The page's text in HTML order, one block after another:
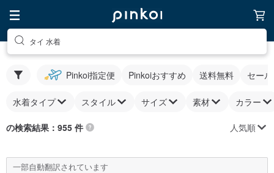
タイ 水着
Pinkoi指定便 Pinkoiおすすめ 送料無料 セー
水着タイプ スタイル サイズ 素材 カラー
の検索結果：955 件 人気順
一部自動翻訳されています